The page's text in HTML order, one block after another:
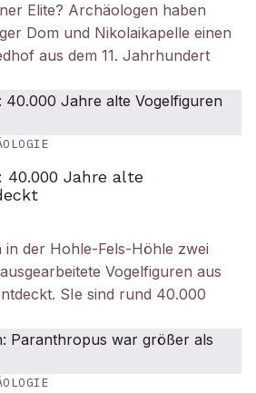
Elite? Archäologen haben
Dom und Nikolaikapelle einen
aus dem 11. Jahrhundert
40.000 Jahre alte
der Hohle-Fels-Höhle zwei
Vogelfiguren aus
SIe sind rund 40.000